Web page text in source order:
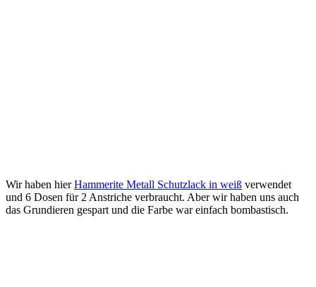
Wir haben hierHammerite Metall Schutzlack in weiß verwendet
und 6 Dosen für 2 Anstriche verbraucht. Aber wir haben uns auch
das Grundieren gespart und die Farbe war einfach bombastisch.